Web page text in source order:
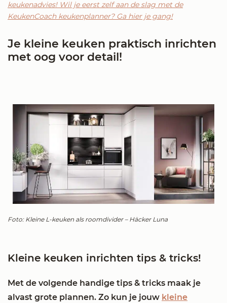
keukenadvies!Wil je eerst zelf aan de slag met de
KeukenCoach keukenplanner? Ga hier je gang!
Je kleine keuken praktisch inrichten
met oog voor detail!
Foto: Kleine L-keuken als roomdivider – Häcker Luna
Kleine keuken inrichten tips & tricks!
Met de volgende handige tips & tricks maak je
alvast grote plannen. Zo kun je jouw kleine